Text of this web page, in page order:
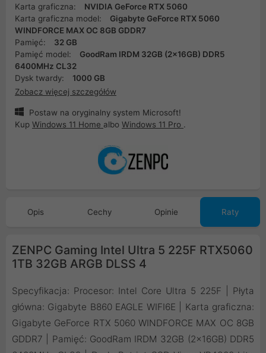
Karta graficzna:
NVIDIA GeForce RTX 5060
Karta graficzna model:
Gigabyte GeForce RTX 5060
WINDFORCE MAX OC 8GB GDDR7
Pamięć:
32 GB
Pamięć model:
GoodRam IRDM 32GB (2x16GB) DDR5
6400MHz CL32
Dysk twardy:
1000 GB
Zobacz więcej szczegółów
Postaw na oryginalny system Microsoft!
Kup Windows 11 Home albo Windows 11 Pro .
Opis Cechy Opinie Raty
ZENPC Gaming Intel Ultra 5 225F RTX5060
1TB 32GB ARGB DLSS 4
Specyfikacja: Procesor: Intel Core Ultra 5 225F | Płyta
główna: Gigabyte B860 EAGLE WIFI6E | Karta graficzna:
Gigabyte GeForce RTX 5060 WINDFORCE MAX OC 8GB
GDDR7 | Pamięć: GoodRam IRDM 32GB (2x16GB) DDR5